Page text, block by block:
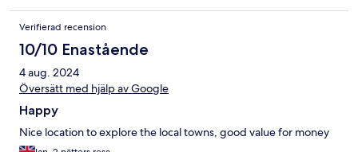
Verifierad recension
10/10 Enastående
4 aug. 2024
Översätt med hjälp av Google
Happy
Nice location to explore the local towns, good value for money